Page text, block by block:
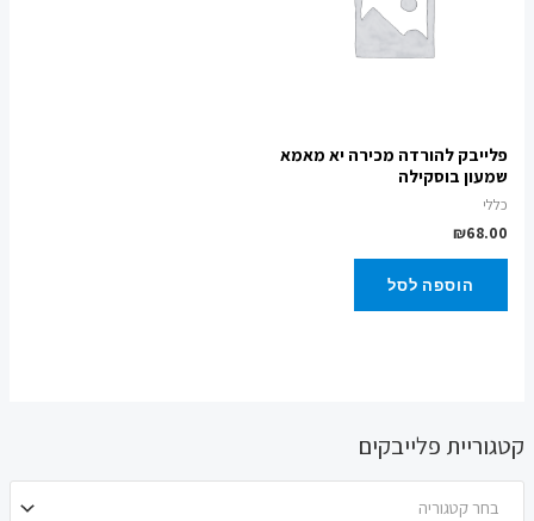
קטגוריית פלייבקים
בחר קטגוריה
פלייבק להורדה מכירה יא מאמא
שמעון בוסקילה
כללי
₪68.00
הוספה לסל